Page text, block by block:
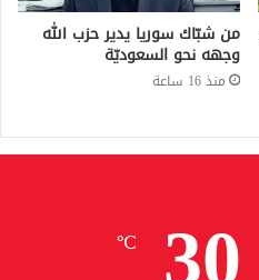
من شبّاك سوريا يدير حزب الله
وجهه نحو السعوديّة
منذ 16 ساعة
℃